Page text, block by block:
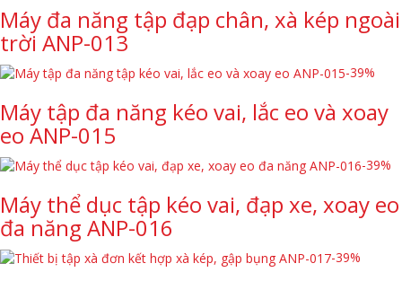
Máy đa năng tập đạp chân, xà kép ngoài
trời ANP-013
-39%
Máy tập đa năng kéo vai, lắc eo và xoay
eo ANP-015
-39%
Máy thể dục tập kéo vai, đạp xe, xoay eo
đa năng ANP-016
-39%